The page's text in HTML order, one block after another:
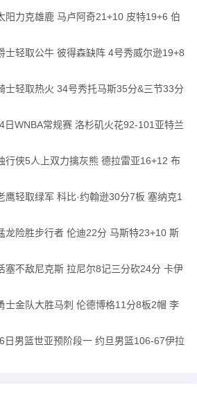
阳力克雄鹿 马卢阿奇21+10 皮特19+6 伯
士轻取公牛 彼得森缺阵 4号秀威尔逊19+8
士轻取热火 34号秀托马斯35分&三节33分
WNBA常规赛 洛杉矶火花92-101亚特兰
行侠5人上双力擒灰熊 德拉雷亚16+12 布
轻取绿军 科比·约翰逊30分7板 塞纳克1
龙险胜步行者 伦迪22分 马斯特23+10 斯
塞不敌尼克斯 拉尼尔8记三分砍24分 卡伊
士金队大胜马刺 伦德博格11分8板2帽 李
日男篮世亚预阶段一 约旦男篮106-67伊拉